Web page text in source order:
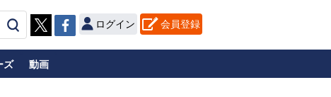
ログイン 会員登録
ズ 動画